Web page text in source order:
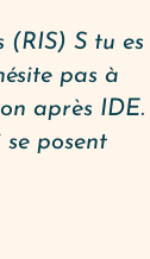
(RIS) S tu es
pas à
après IDE.
posent